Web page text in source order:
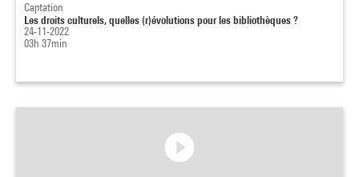
Captation
Les droits culturels, quelles (r)évolutions pour les bibliothèques ?
24-11-2022
03h 37min